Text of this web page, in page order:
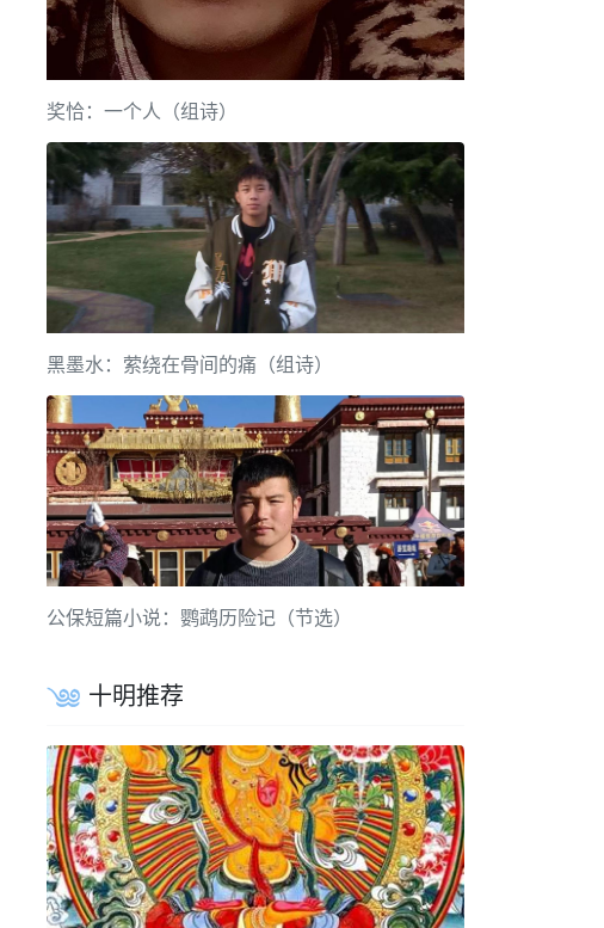
奖恰：一个人（组诗）
黑墨水：萦绕在骨间的痛（组诗）
公保短篇小说：鹦鹉历险记（节选）
十明推荐